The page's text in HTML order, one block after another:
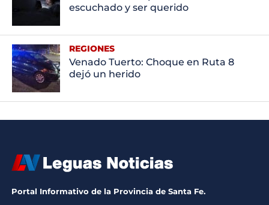
escuchado y ser querido
REGIONES
Venado Tuerto: Choque en Ruta 8
dejó un herido
Portal Informativo de la Provincia de Santa Fe.